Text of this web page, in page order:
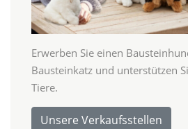
Erwerben Sie einen
Bausteinkatz und unterstützen
Tiere.
Unsere Verkaufsstellen